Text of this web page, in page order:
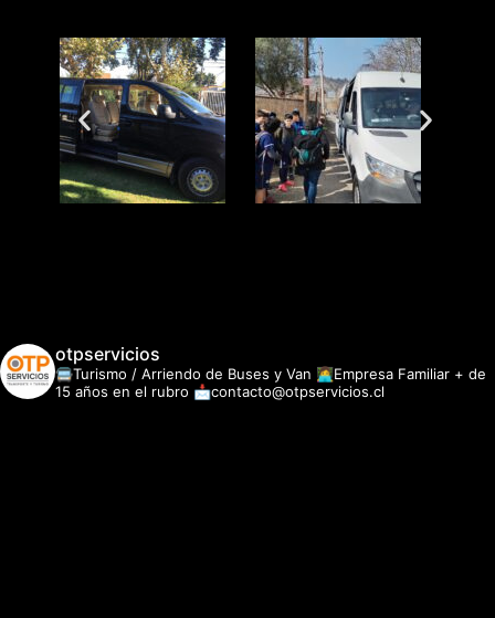
otpservicios
🚍Turismo / Arriendo de Buses y Van 👩‍💻Empresa Familiar + de
15 años en el rubro 📩contacto@otpservicios.cl